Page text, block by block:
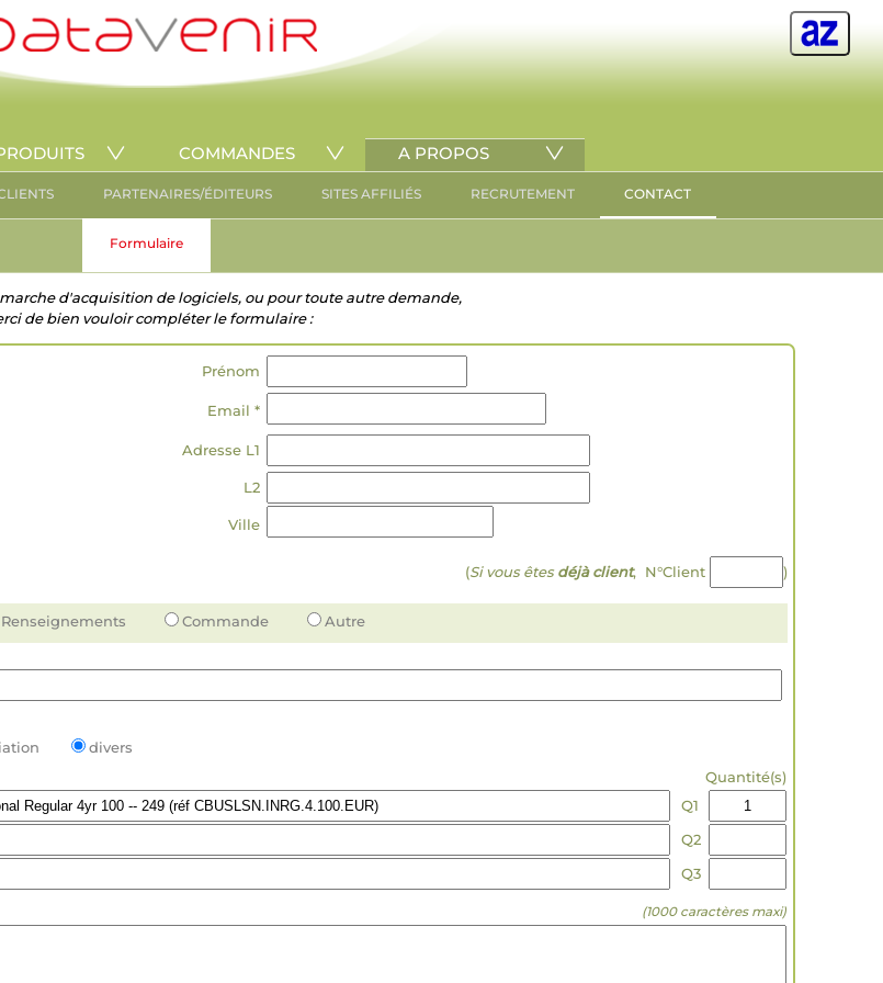
COMMANDES A PROPOS
PARTENAIRES/ÉDITEURS SITES AFFILIÉS RECRUTEMENT CONTACT
Formulaire
d'acquisition de logiciels, ou pour toute autre demande,
de bien vouloir compléter le formulaire :
Prénom
Email *
Adresse L1
L2
Ville
(Si vous êtesdéjà client, N°Client )
Renseignements Commande Autre
divers
Quantité(s)
Q1
Q2
Q3
(1000 caractères maxi)